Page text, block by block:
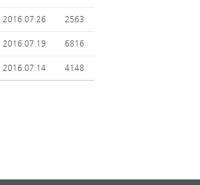
2016.07.26 2563
2016.07.19 6816
2016.07.14 4148